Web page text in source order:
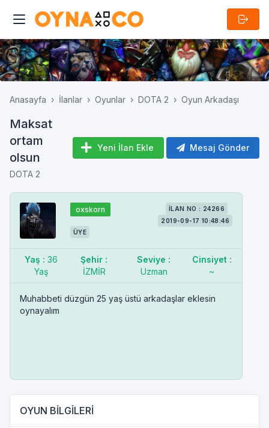
Anasayfa İlanlar Oyunlar DOTA 2 Oyun Arkadaşı
Maksat
ortam
olsun
DOTA 2
Yeni İlan Ekle Mesaj Gönder
oxskorn
ÜYE
İLAN NO : 24266
2019-09-17 10:48:46
Yaş : 36
Yaş
Şehir :
İZMİR
Seviye :
Uzman
Cinsiyet :
~
Muhabbeti düzgün 25 yaş üstü arkadaşlar eklesin
oynayalım
OYUN BİLGİLERİ